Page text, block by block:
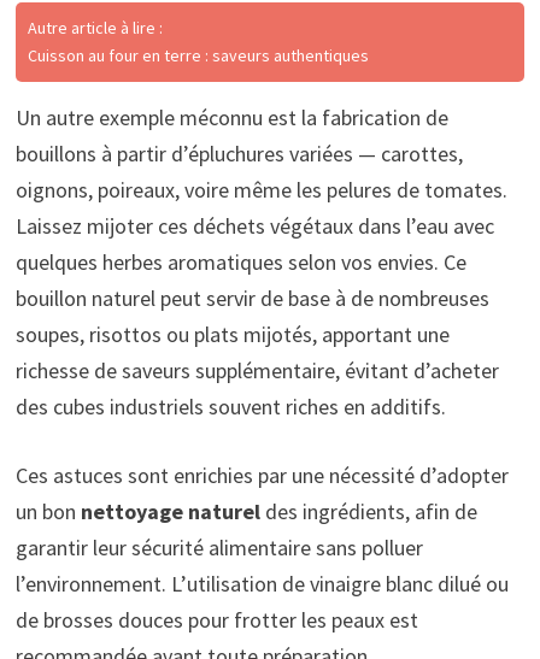
Autre article à lire :
Cuisson au four en terre : saveurs authentiques
Un autre exemple méconnu est la fabrication de
bouillons à partir d’épluchures variées — carottes,
oignons, poireaux, voire même les pelures de tomates.
Laissez mijoter ces déchets végétaux dans l’eau avec
quelques herbes aromatiques selon vos envies. Ce
bouillon naturel peut servir de base à de nombreuses
soupes, risottos ou plats mijotés, apportant une
richesse de saveurs supplémentaire, évitant d’acheter
des cubes industriels souvent riches en additifs.
Ces astuces sont enrichies par une nécessité d’adopter
un bon nettoyage natureldes ingrédients, afin de
garantir leur sécurité alimentaire sans polluer
l’environnement. L’utilisation de vinaigre blanc dilué ou
de brosses douces pour frotter les peaux est